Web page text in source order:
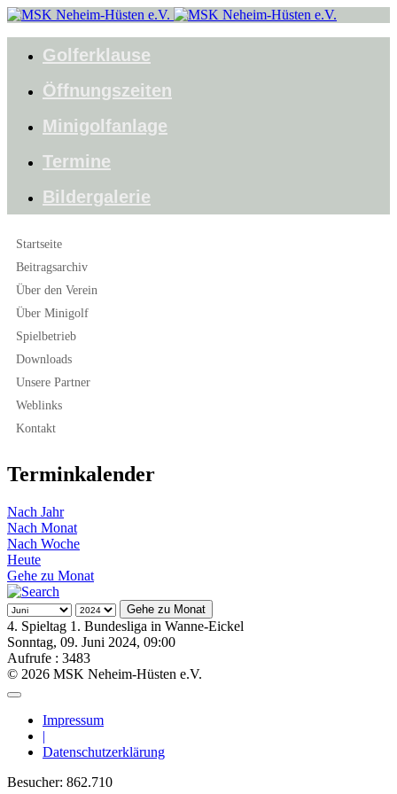
Golferklause
Öffnungszeiten
Minigolfanlage
Termine
Bildergalerie
Startseite
Beitragsarchiv
Über den Verein
Über Minigolf
Spielbetrieb
Downloads
Unsere Partner
Weblinks
Kontakt
Terminkalender
Nach Jahr
Nach Monat
Nach Woche
Heute
Gehe zu Monat
Gehe zu Monat
4. Spieltag 1. Bundesliga in Wanne-Eickel
Sonntag, 09. Juni 2024, 09:00
Aufrufe : 3483
© 2026 MSK Neheim-Hüsten e.V.
Impressum
|
Datenschutzerklärung
Besucher: 862.710